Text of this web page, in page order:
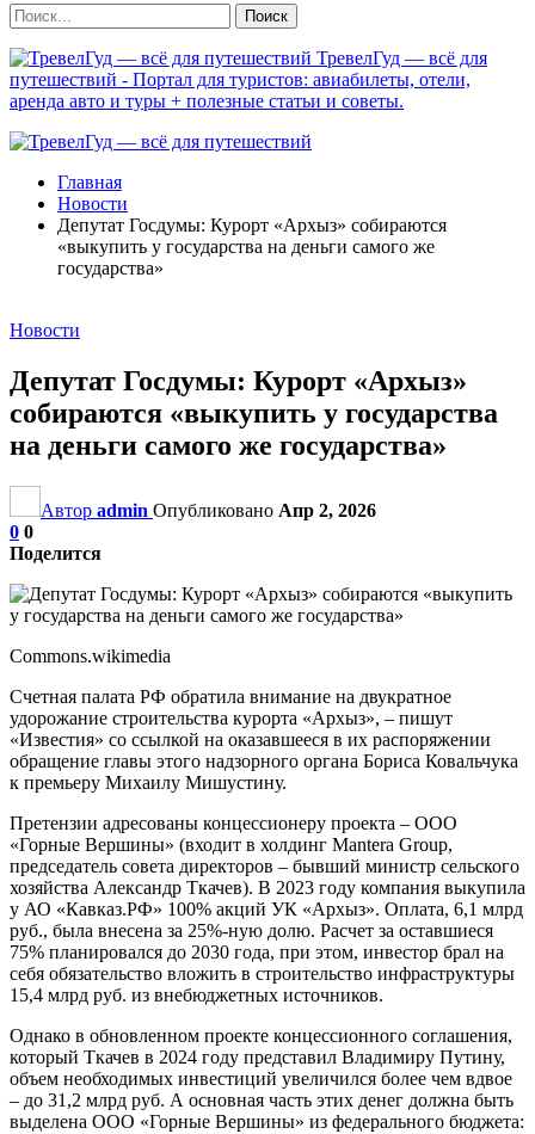
ТревелГуд — всё для
путешествий - Портал для туристов: авиабилеты, отели,
аренда авто и туры + полезные статьи и советы.
Главная
Новости
Депутат Госдумы: Курорт «Архыз» собираются
«выкупить у государства на деньги самого же
государства»
Новости
Депутат Госдумы: Курорт «Архыз»
собираются «выкупить у государства
на деньги самого же государства»
Автор admin Опубликовано Апр 2, 2026
0 0
Поделится
Commons.wikimedia
Счетная палата РФ обратила внимание на двукратное
удорожание строительства курорта «Архыз», – пишут
«Известия» со ссылкой на оказавшееся в их распоряжении
обращение главы этого надзорного органа Бориса Ковальчука
к премьеру Михаилу Мишустину.
Претензии адресованы концессионеру проекта – ООО
«Горные Вершины» (входит в холдинг Mantera Group,
председатель совета директоров – бывший министр сельского
хозяйства Александр Ткачев). В 2023 году компания выкупила
у АО «Кавказ.РФ» 100% акций УК «Архыз». Оплата, 6,1 млрд
руб., была внесена за 25%-ную долю. Расчет за оставшиеся
75% планировался до 2030 года, при этом, инвестор брал на
себя обязательство вложить в строительство инфраструктуры
15,4 млрд руб. из внебюджетных источников.
Однако в обновленном проекте концессионного соглашения,
который Ткачев в 2024 году представил Владимиру Путину,
объем необходимых инвестиций увеличился более чем вдвое
– до 31,2 млрд руб. А основная часть этих денег должна быть
выделена ООО «Горные Вершины» из федерального бюджета: